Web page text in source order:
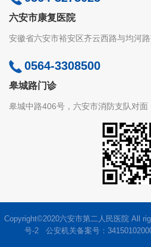
六安市康复医院
安徽省六安市裕安区齐云西路与均河
0564-3308500
皋城路门诊
皋城中路406号，六安市消防支队对面
Copyright©2020六安市第二人民医院 All
号-2 公安机关备案号：